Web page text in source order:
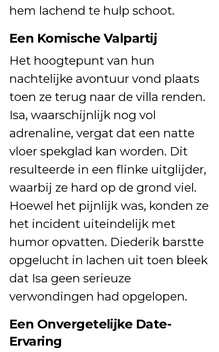
hem lachend te hulp schoot.
Een Komische Valpartij
Het hoogtepunt van hun
nachtelijke avontuur vond plaats
toen ze terug naar de villa renden.
Isa, waarschijnlijk nog vol
adrenaline, vergat dat een natte
vloer spekglad kan worden. Dit
resulteerde in een flinke uitglijder,
waarbij ze hard op de grond viel.
Hoewel het pijnlijk was, konden ze
het incident uiteindelijk met
humor opvatten. Diederik barstte
opgelucht in lachen uit toen bleek
dat Isa geen serieuze
verwondingen had opgelopen.
Een Onvergetelijke Date-
Ervaring